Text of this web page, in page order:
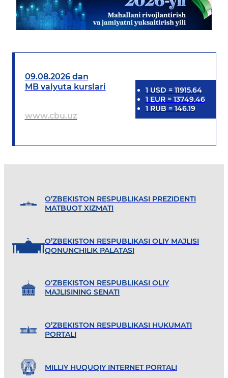
09.08.2026 dan
MB valyuta kurslari
www.cbu.uz
1 USD = 11915.64
1 EUR= 13749.46
1 RUB = 146.19
O’ZBEKISTON RESPUBLIKASI PREZIDENTI
MATBUOT XIZMATI
O’ZBEKISTON RESPUBLIKASI OLIY MAJLISI
QONUNCHILIK PALATASI
O'ZBEKISTON RESPUBLIKASI OLIY
MAJLISINING SENATI
O’ZBEKISTON RESPUBLIKASI HUKUMATI
PORTALI
MILLIY HUQUQIY INTERNET PORTALI